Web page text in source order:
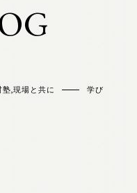
塾,現場と共に 学び